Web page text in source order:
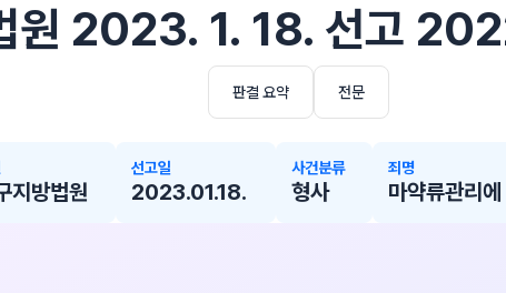
원 2023. 1. 18. 선고
판결 요약 전문
지방법원
선고일
2023.01.18.
사건분류
형사
죄명
마약류관리